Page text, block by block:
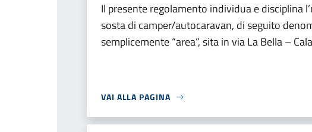
Il presente regolamento individua e disciplina
sosta di camper/autocaravan, di seguito
semplicemente “area”, sita in via La Bella –
VAI ALLA PAGINA